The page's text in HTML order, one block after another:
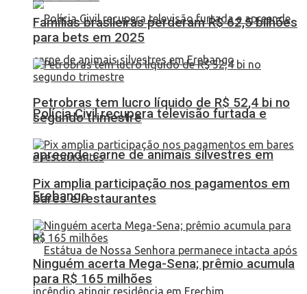
Polícia Civil recupera televisão furtada e
apreende carne de animais silvestres em
Erebango
Famílias brasileiras perderam R$ 62,5 bilhões
para bets em 2025
Petrobras tem lucro líquido de R$ 52,4 bi no
segundo trimestre
Pix amplia participação nos pagamentos em
bares e restaurantes
Ninguém acerta Mega-Sena; prêmio acumula
para R$ 165 milhões